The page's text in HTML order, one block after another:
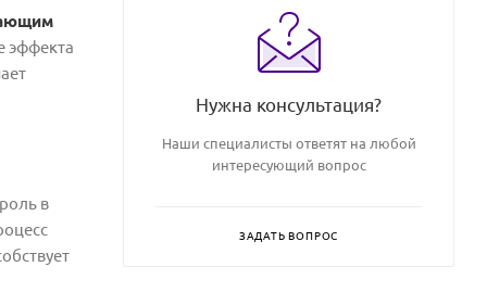
эффекта
в
Нужна консультация?
Наши специалисты ответят на любой
интересующий вопрос
ЗАДАТЬ ВОПРОС